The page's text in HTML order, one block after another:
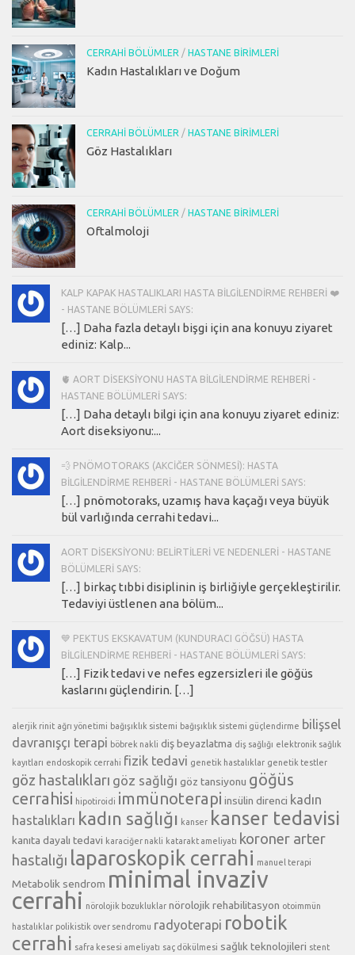
CERRAHI BÖLÜMLER / HASTANE BIRIMLERI
Kadın Hastalıkları ve Doğum
CERRAHI BÖLÜMLER / HASTANE BIRIMLERI
Göz Hastalıkları
CERRAHI BÖLÜMLER / HASTANE BIRIMLERI
Oftalmoloji
KALP KAPAK HASTALIKLARI HASTA BILGILENDIRME REHBERI ❤️
- HASTANE BÖLÜMLERI SAYS:
[…] Daha fazla detaylı bişgi için ana konuyu ziyaret
ediniz: Kalp...
🫀 AORT DISEKSIYONU HASTA BILGILENDIRME REHBERI -
HASTANE BÖLÜMLERI SAYS:
[…] Daha detaylı bilgi için ana konuyu ziyaret ediniz:
Aort diseksiyonu:...
💨 PNÖMOTORAKS (AKCIĞER SÖNMESI): HASTA
BILGILENDIRME REHBERI - HASTANE BÖLÜMLERI SAYS:
[…] pnömotoraks, uzamış hava kaçağı veya büyük
bül varlığında cerrahi tedavi...
AORT DISEKSIYONU: BELIRTILERI VE NEDENLERI - HASTANE
BÖLÜMLERI SAYS:
[…] birkaç tıbbi disiplinin iş birliğiyle gerçekleştirilir.
Tedaviyi üstlenen ana bölüm...
💙 PEKTUS EKSKAVATUM (KUNDURACI GÖĞSÜ) HASTA
BILGILENDIRME REHBERI - HASTANE BÖLÜMLERI SAYS:
[…] Fizik tedavi ve nefes egzersizleri ile göğüs
kaslarını güçlendirin. […]
alerjik rinit ağrı yönetimi bağışıklık sistemi bağışıklık sistemi güçlendirme bilişsel
davranışçı terapi böbrek nakli diş beyazlatma diş sağlığı elektronik sağlık
kayıtları endoskopik cerrahi fizik tedavi genetik hastalıklar genetik testler
göz hastalıkları göz sağlığı göz tansiyonu göğüs
cerrahisi hipotiroidi immünoterapi insülin direnci kadın
hastalıkları kadın sağlığı kanser kanser tedavisi
kanıta dayalı tedavi karaciğer nakli katarakt ameliyatı koroner arter
hastalığı laparoskopik cerrahi manuel terapi
Metabolik sendrom minimal invaziv
cerrahi nörolojik bozukluklar nörolojik rehabilitasyon otoimmün
hastalıklar polikistik over sendromu radyoterapi robotik
cerrahi safra kesesi ameliyatı saç dökülmesi sağlık teknolojileri stent